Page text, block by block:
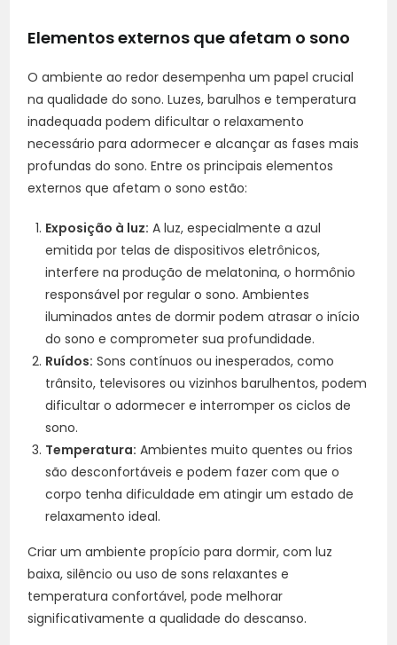
Elementos externos que afetam o sono
O ambiente ao redor desempenha um papel crucial
na qualidade do sono. Luzes, barulhos e temperatura
inadequada podem dificultar o relaxamento
necessário para adormecer e alcançar as fases mais
profundas do sono. Entre os principais elementos
externos que afetam o sono estão:
Exposição à luz: A luz, especialmente a azul
emitida por telas de dispositivos eletrônicos,
interfere na produção de melatonina, o hormônio
responsável por regular o sono. Ambientes
iluminados antes de dormir podem atrasar o início
do sono e comprometer sua profundidade.
Ruídos: Sons contínuos ou inesperados, como
trânsito, televisores ou vizinhos barulhentos, podem
dificultar o adormecer e interromper os ciclos de
sono.
Temperatura: Ambientes muito quentes ou frios
são desconfortáveis e podem fazer com que o
corpo tenha dificuldade em atingir um estado de
relaxamento ideal.
Criar um ambiente propício para dormir, com luz
baixa, silêncio ou uso de sons relaxantes e
temperatura confortável, pode melhorar
significativamente a qualidade do descanso.